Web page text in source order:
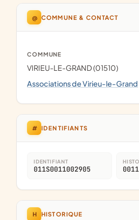
@ COMMUNE & CONTACT
COMMUNE
VIRIEU-LE-GRAND (01510)
Associations de Virieu-le-Grand
# IDENTIFIANTS
IDENTIFIANT
011S0011002905
H HISTORIQUE